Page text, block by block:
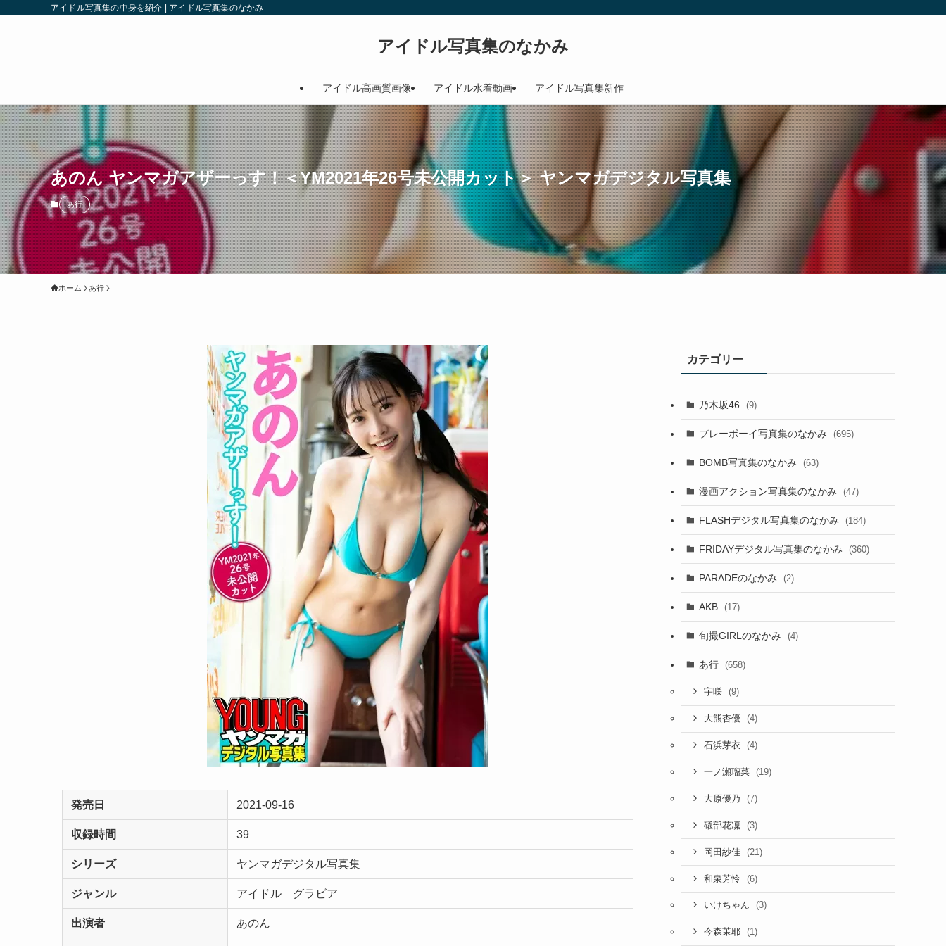
アイドル写真集の中身を紹介 | アイドル写真集のなかみ
アイドル写真集のなかみ
アイドル高画質画像 アイドル水着動画 アイドル写真集新作
あのん ヤンマガアザーっす！＜YM2021年26号未公開カット＞ ヤンマガデジタル写真集
あ行
ホーム あ行
発売日 2021-09-16
収録時間 39
シリーズ ヤンマガデジタル写真集
ジャンル アイドル グラビア
出演者 あのん
カテゴリー
乃木坂46 (9)
プレーボーイ写真集のなかみ (695)
BOMB写真集のなかみ (63)
漫画アクション写真集のなかみ (47)
FLASHデジタル写真集のなかみ (184)
FRIDAYデジタル写真集のなかみ (360)
PARADEのなかみ (2)
AKB (17)
旬撮GIRLのなかみ (4)
あ行 (658)
宇咲 (9)
大熊杏優 (4)
石浜芽衣 (4)
一ノ瀬瑠菜 (19)
大原優乃 (7)
礒部花凜 (3)
岡田紗佳 (21)
和泉芳怜 (6)
いけちゃん (3)
今森茉耶 (1)